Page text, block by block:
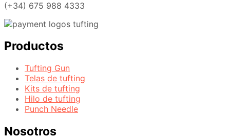
(+34) 675 988 4333
Productos
Tufting Gun
Telas de tufting
Kits de tufting
Hilo de tufting
Punch Needle
Nosotros